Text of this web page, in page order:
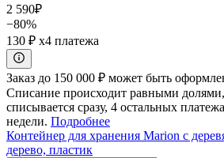
2 590₽
−80%
130 ₽ x4 платежа
Заказ до 150 000 ₽ может быть
Списание происходит равными
списывается сразу, 4 остальных
недели. Подробнее
Контейнер для хранения Marion с
дерево, пластик